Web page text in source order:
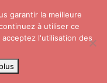
Search
un ange gardien
garantir la meilleure
à utiliser ce
l'utilisation des